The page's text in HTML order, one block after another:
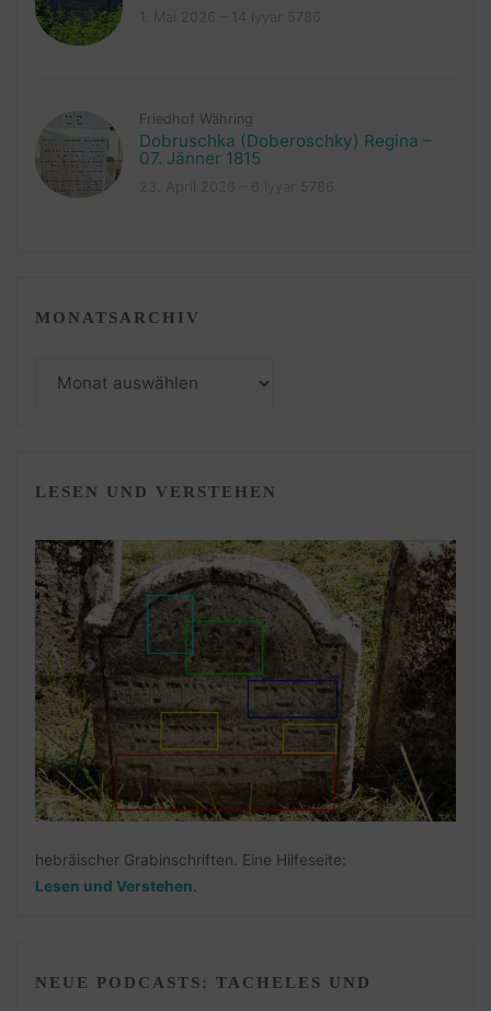
Friedhof Währing
Dobruschka (Doberoschky) Regina –
07. Jänner 1815
MONATSARCHIV
LESEN UND VERSTEHEN
hebräischer Grabinschriften. Eine Hilfeseite:
Lesen und Verstehen
NEUE PODCASTS: TACHELES UND